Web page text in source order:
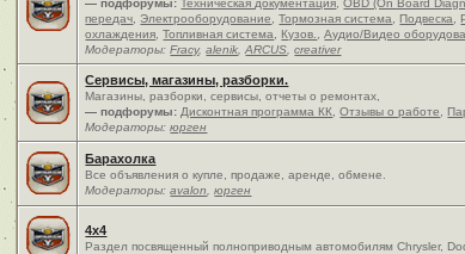
— подфорумы: Техническая документация ,OBD (On Board
передач ,Электрооборудование ,Тормозная система Подвеска
охлаждения ,Топливная система Кузов. ,Аудио/Видео
Модераторы:Fracy,alenik ,ARCUS ,creativer
Сервисы, магазины, разборки.
Магазины, разборки, сервисы, отчеты о ремонтах,
— подфорумы: Дисконтная программа КК ,Отзывы о работе
Модераторы:юрген
Барахолка
Все объявления о купле, продаже, аренде, обмене.
Модераторы:avalon ,юрген
4x4
Раздел посвященный полноприводным автомобилям Chrysler,